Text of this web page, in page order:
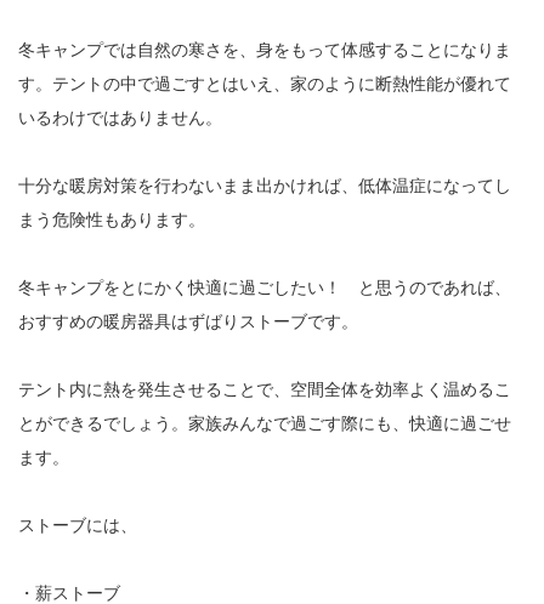
冬キャンプでは自然の寒さを、身をもって体感することになりま
す。テントの中で過ごすとはいえ、家のように断熱性能が優れて
いるわけではありません。
十分な暖房対策を行わないまま出かければ、低体温症になってし
まう危険性もあります。
冬キャンプをとにかく快適に過ごしたい！ と思うのであれば、
おすすめの暖房器具はずばりストーブです。
テント内に熱を発生させることで、空間全体を効率よく温めるこ
とができるでしょう。家族みんなで過ごす際にも、快適に過ごせ
ます。
ストーブには、
・薪ストーブ